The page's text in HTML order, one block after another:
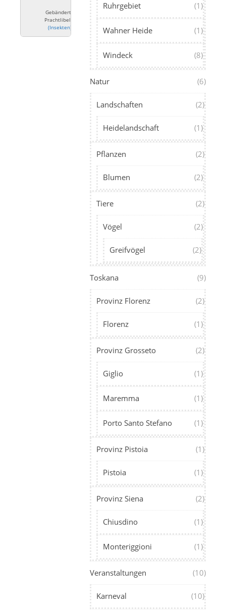
Gebänderte
Prachtlibelle
(Insekten)
Ruhrgebiet (1)
Wahner Heide (1)
Windeck (8)
Natur (6)
Landschaften (2)
Heidelandschaft (1)
Pflanzen (2)
Blumen (2)
Tiere (2)
Vögel (2)
Greifvögel (2)
Toskana (9)
Provinz Florenz (2)
Florenz (1)
Provinz Grosseto (2)
Giglio (1)
Maremma (1)
Porto Santo Stefano (1)
Provinz Pistoia (1)
Pistoia (1)
Provinz Siena (2)
Chiusdino (1)
Monteriggioni (1)
Veranstaltungen (10)
Karneval (10)